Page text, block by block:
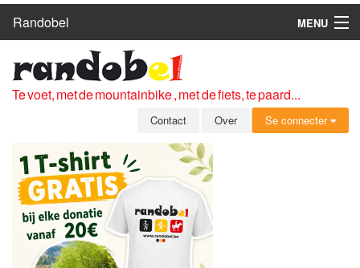
Randobel
MENU
ROUTES
CLUBS
OVER
LEDEN
ZICH AANMELDEN
GRATIS REGISTRATIE
WACHTWOORD VERGETEN
Te voet, met de mountainbike , met de fiets, te paard...
Contact Over Se connecter